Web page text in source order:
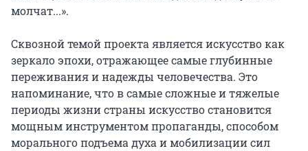
молчат...».
Сквозной темой проекта является искусство как
зеркало эпохи, отражающее самые глубинные
переживания и надежды человечества. Это
напоминание, что в самые сложные и тяжелые
периоды жизни страны искусство становится
мощным инструментом пропаганды, способом
морального подъема духа и мобилизации сил